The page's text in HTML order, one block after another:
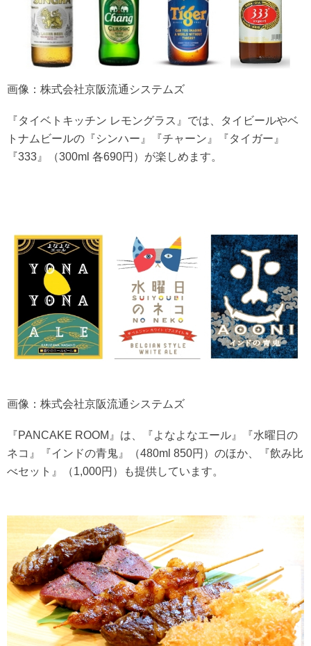
画像：株式会社京阪流通システムズ
『タイベトキッチン レモングラス』では、タイビールやベ
トナムビールの『シンハー』『チャーン』『タイガー』
『333』（300ml 各690円）が楽しめます。
画像：株式会社京阪流通システムズ
『PANCAKE ROOM』は、『よなよなエール』『水曜日の
ネコ』『インドの青鬼』（480ml 850円）のほか、『飲み比
べセット』（1,000円）も提供しています。